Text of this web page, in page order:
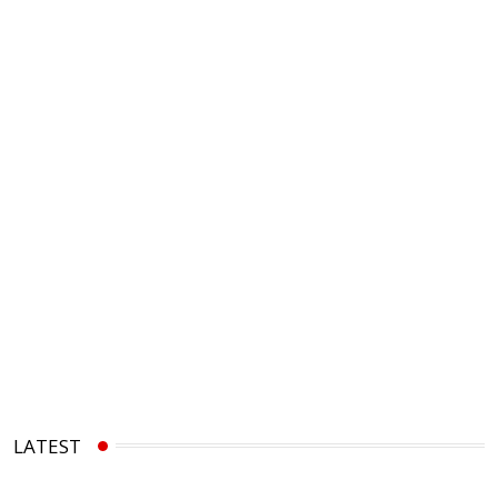
LATEST